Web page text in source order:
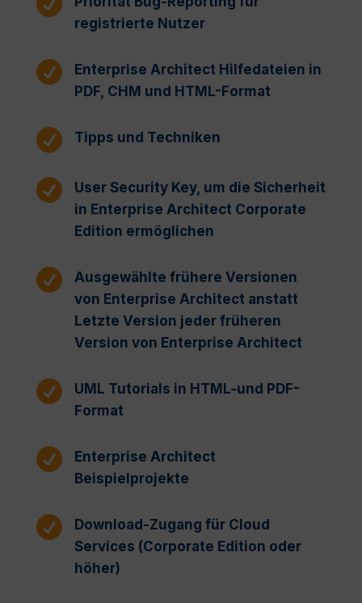
registrierte Nutzer

Enterprise Architect Hilfedateien in
PDF, CHM und HTML-Format
 Tipps und Techniken

User Security Key, um die Sicherheit
in Enterprise Architect Corporate
Edition ermöglichen

Ausgewählte frühere Versionen
von Enterprise Architect anstatt
Letzte Version jeder früheren
Version von Enterprise Architect

UML Tutorials in HTML-und PDF-
Format

Enterprise Architect
Beispielprojekte

Download-Zugang für Cloud
Services (Corporate Edition oder
höher)